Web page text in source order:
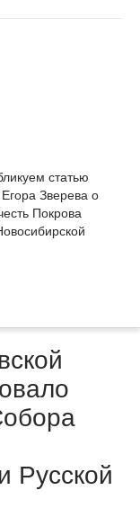
статью
Зверева о
Покрова
Русской